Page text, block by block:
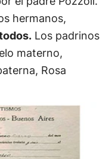
hermanos,
Los padrinos
materno,
Rosa